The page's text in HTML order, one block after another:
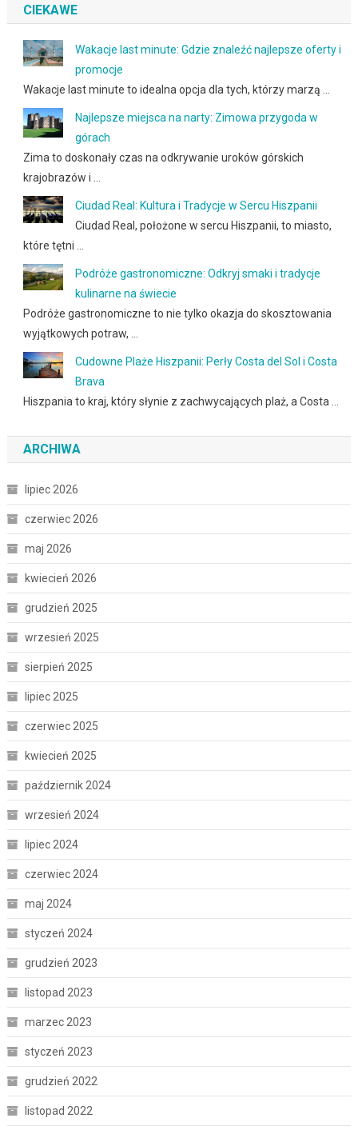
CIEKAWE
Wakacje last minute: Gdzie znaleźć najlepsze oferty i
promocje
Wakacje last minute to idealna opcja dla tych, którzy marzą …
Najlepsze miejsca na narty: Zimowa przygoda w
górach
Zima to doskonały czas na odkrywanie uroków górskich
krajobrazów i …
Ciudad Real: Kultura i Tradycje w Sercu Hiszpanii
Ciudad Real, położone w sercu Hiszpanii, to miasto,
które tętni …
Podróże gastronomiczne: Odkryj smaki i tradycje
kulinarne na świecie
Podróże gastronomiczne to nie tylko okazja do skosztowania
wyjątkowych potraw, …
Cudowne Plaże Hiszpanii: Perły Costa del Sol i Costa
Brava
Hiszpania to kraj, który słynie z zachwycających plaż, a Costa …
ARCHIWA
lipiec 2026
czerwiec 2026
maj 2026
kwiecień 2026
grudzień 2025
wrzesień 2025
sierpień 2025
lipiec 2025
czerwiec 2025
kwiecień 2025
październik 2024
wrzesień 2024
lipiec 2024
czerwiec 2024
maj 2024
styczeń 2024
grudzień 2023
listopad 2023
marzec 2023
styczeń 2023
grudzień 2022
listopad 2022